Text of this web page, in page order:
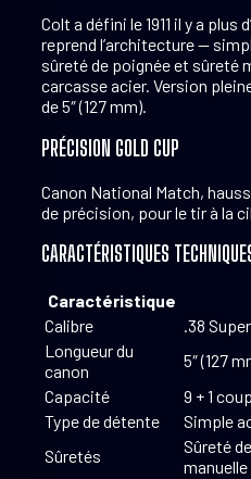
Colt a défini le 1911 il y a plus
reprend l’architecture —
sûreté de poignée et sûreté
carcasse acier. Version
de 5″ (127 mm).
PRÉCISION GOLD CUP
Canon National Match,
de précision, pour le tir à la
CARACTÉRISTIQUES
Caractéristique
Calibre
.38 Super
Longueur du
canon
5″ (127
Capacité
9 + 1
Type de détente
Simple
Sûretés
Sûreté
manuelle